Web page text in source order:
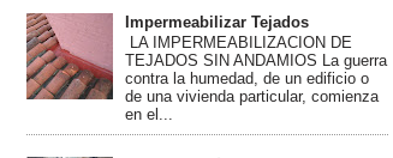
Impermeabilizar Tejados
LA IMPERMEABILIZACION DE
TEJADOS SIN ANDAMIOS La guerra
contra la humedad, de un edificio o
de una vivienda particular, comienza
en el...